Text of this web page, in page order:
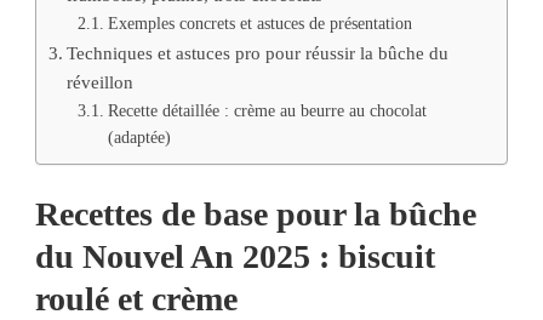
Exemples concrets et astuces de présentation
Techniques et astuces pro pour réussir la bûche du
réveillon
Recette détaillée : crème au beurre au chocolat
(adaptée)
Recettes de base pour la bûche
du Nouvel An 2025 : biscuit
roulé et crème